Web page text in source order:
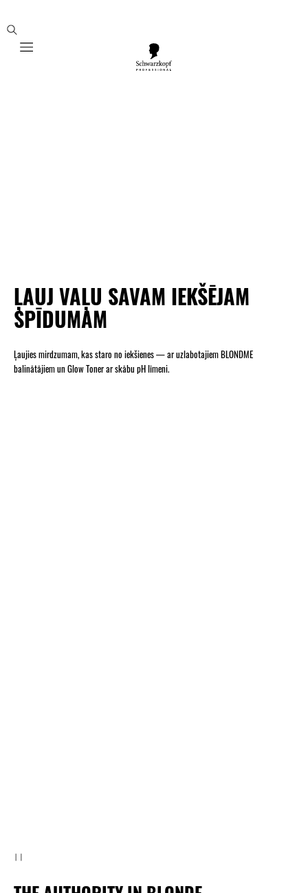
Mobile navigation
ĻAUJ VAĻU SAVAM IEKŠĒJAM
SPĪDUMAM
Ļaujies mirdzumam, kas staro no iekšienes — ar uzlabotajiem BLONDME
balinātājiem un Glow Toner ar skābu pH līmeni.